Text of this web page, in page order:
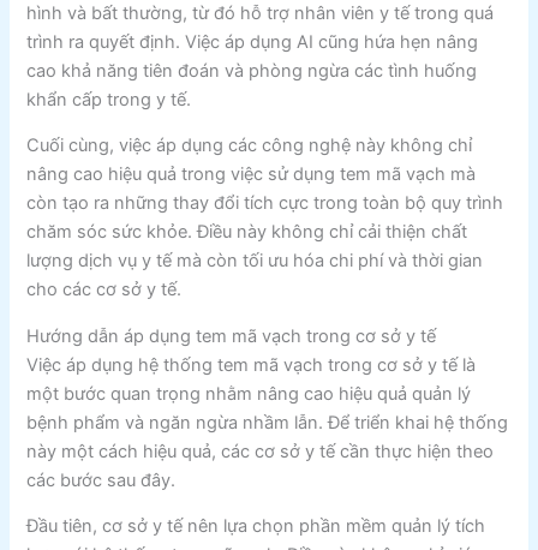
hình và bất thường, từ đó hỗ trợ nhân viên y tế trong quá
trình ra quyết định. Việc áp dụng AI cũng hứa hẹn nâng
cao khả năng tiên đoán và phòng ngừa các tình huống
khẩn cấp trong y tế.
Cuối cùng, việc áp dụng các công nghệ này không chỉ
nâng cao hiệu quả trong việc sử dụng tem mã vạch mà
còn tạo ra những thay đổi tích cực trong toàn bộ quy trình
chăm sóc sức khỏe. Điều này không chỉ cải thiện chất
lượng dịch vụ y tế mà còn tối ưu hóa chi phí và thời gian
cho các cơ sở y tế.
Hướng dẫn áp dụng tem mã vạch trong cơ sở y tế
Việc áp dụng hệ thống tem mã vạch trong cơ sở y tế là
một bước quan trọng nhằm nâng cao hiệu quả quản lý
bệnh phẩm và ngăn ngừa nhầm lẫn. Để triển khai hệ thống
này một cách hiệu quả, các cơ sở y tế cần thực hiện theo
các bước sau đây.
Đầu tiên, cơ sở y tế nên lựa chọn phần mềm quản lý tích